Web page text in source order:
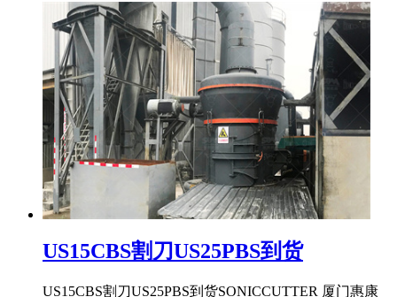
US15CBS割刀US25PBS到货
US15CBS割刀US25PBS到货SONICCUTTER 厦门惠康